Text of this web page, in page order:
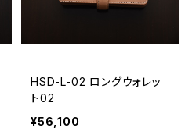
HSD-L-02 ロングウォレッ
ト02
¥56,100